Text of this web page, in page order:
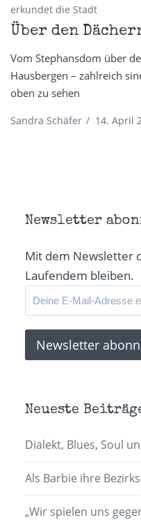
erkundet die Stadt
Über den
Vom Stephansdom über
Hausbergen – zahlreich
oben zu sehen
Sandra Schäfer / 14. April
Newsletter
Mit dem Newsletter
Laufendem bleiben.
Neueste
Dialekt, Blues, Soul
Als Barbie ihre
„Wir spielen uns